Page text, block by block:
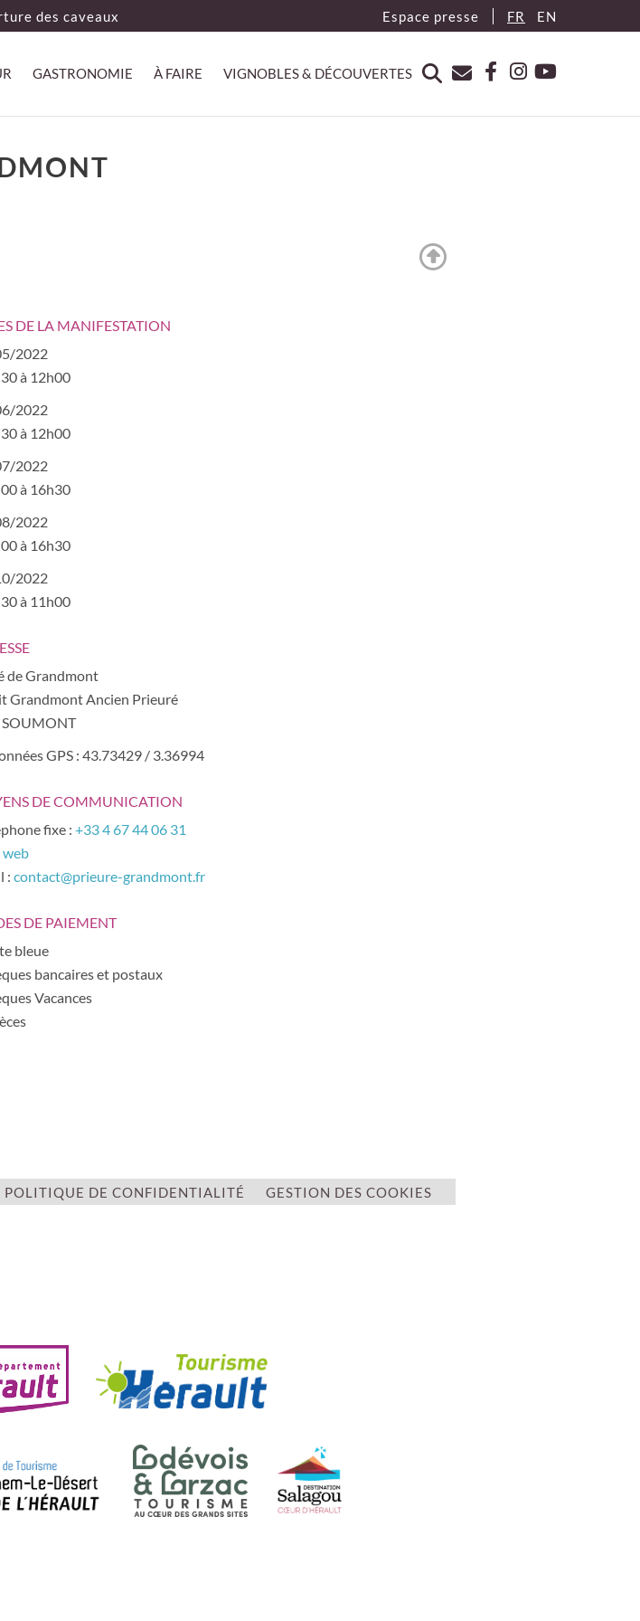
DE LA MANIFESTATION
2022
à 12h00
2022
à 12h00
2022
à 16h30
2022
à 16h30
2022
à 11h00
de Grandmont
Grandmont Ancien Prieuré
GPS : 43.73429 / 3.36994
DE COMMUNICATION
fixe : +33 4 67 44 06 31
web
: contact@prieure-grandmont.fr
DE PAIEMENT
bleue
bancaires et postaux
Vacances
LIBRE
POLITIQUE DE CONFIDENTIALITÉ GESTION DES COOKIES
des caveaux Espace presse FR EN
GASTRONOMIE À FAIRE VIGNOBLES & DÉCOUVERTES